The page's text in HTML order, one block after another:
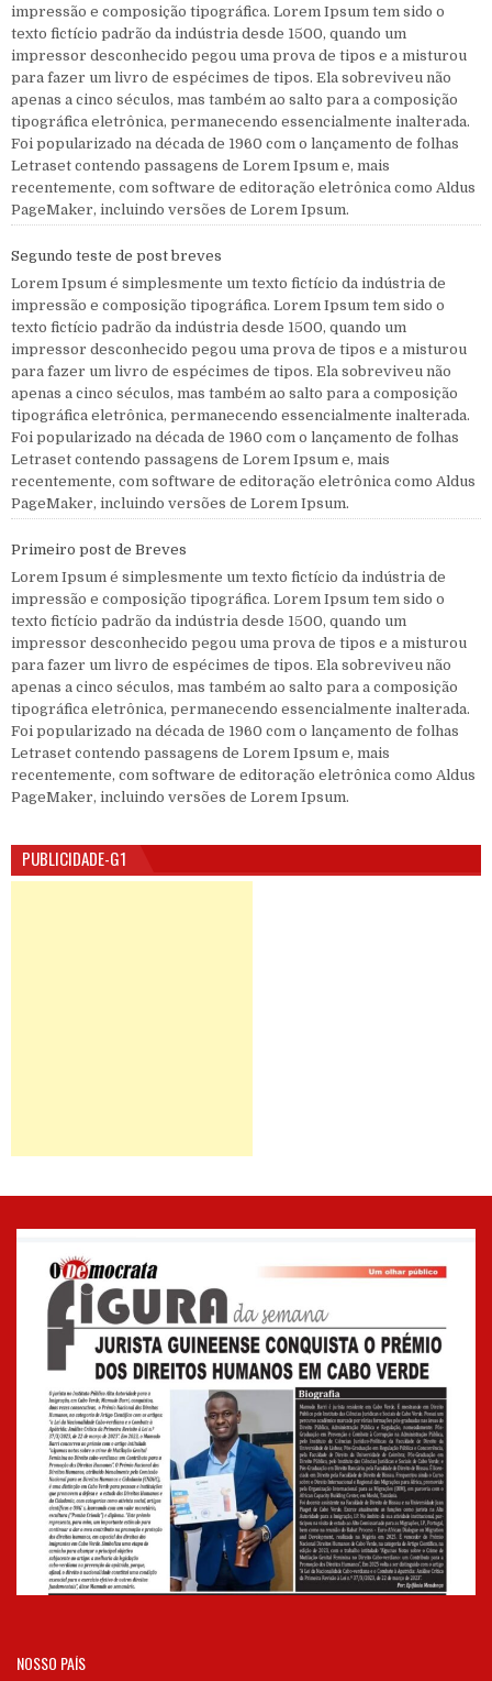
impressão e composição tipográfica. Lorem Ipsum tem sido o
texto fictício padrão da indústria desde 1500, quando um
impressor desconhecido pegou uma prova de tipos e a misturou
para fazer um livro de espécimes de tipos. Ela sobreviveu não
apenas a cinco séculos, mas também ao salto para a composição
tipográfica eletrônica, permanecendo essencialmente inalterada.
Foi popularizado na década de 1960 com o lançamento de folhas
Letraset contendo passagens de Lorem Ipsum e, mais
recentemente, com software de editoração eletrônica como Aldus
PageMaker, incluindo versões de Lorem Ipsum.
Segundo teste de post breves
Lorem Ipsum é simplesmente um texto fictício da indústria de
impressão e composição tipográfica. Lorem Ipsum tem sido o
texto fictício padrão da indústria desde 1500, quando um
impressor desconhecido pegou uma prova de tipos e a misturou
para fazer um livro de espécimes de tipos. Ela sobreviveu não
apenas a cinco séculos, mas também ao salto para a composição
tipográfica eletrônica, permanecendo essencialmente inalterada.
Foi popularizado na década de 1960 com o lançamento de folhas
Letraset contendo passagens de Lorem Ipsum e, mais
recentemente, com software de editoração eletrônica como Aldus
PageMaker, incluindo versões de Lorem Ipsum.
Primeiro post de Breves
Lorem Ipsum é simplesmente um texto fictício da indústria de
impressão e composição tipográfica. Lorem Ipsum tem sido o
texto fictício padrão da indústria desde 1500, quando um
impressor desconhecido pegou uma prova de tipos e a misturou
para fazer um livro de espécimes de tipos. Ela sobreviveu não
apenas a cinco séculos, mas também ao salto para a composição
tipográfica eletrônica, permanecendo essencialmente inalterada.
Foi popularizado na década de 1960 com o lançamento de folhas
Letraset contendo passagens de Lorem Ipsum e, mais
recentemente, com software de editoração eletrônica como Aldus
PageMaker, incluindo versões de Lorem Ipsum.
PUBLICIDADE-G1
NOSSO PAÍS